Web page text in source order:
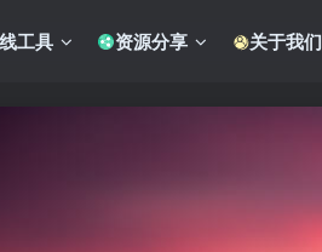
工具 资源分享 关于我们